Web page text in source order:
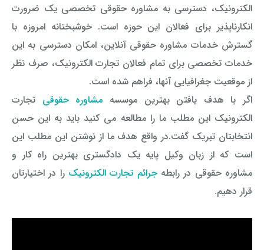
الکترونیک، دسترسی به مشاوره حقوقی تخصصی یک ضرورت
انکارناپذیر برای فعالان این حوزه است. خوشبختانه امروزه با
گسترش خدمات مشاوره حقوقی آنلاین، امکان دسترسی به این
خدمات تخصصی برای تمام فعالان تجارت الکترونیک، صرف نظر
از موقعیت جغرافیایی آنها، فراهم شده است.
اگر با هدف یافتن بهترین موسسه مشاوره حقوقی تجارت
الکترونیک این مطلب ما را مطالعه می کنید باید به این حسن
انتخابتان تبریک گفت.در واقع هدف ما از نوشتن این مطلب این
است که از زبان وکیل پایه یک دادگستری بهترین راه کار و
مشاوره حقوقی در رابطهجرائم تجارت الکترونیک را در اختیارتان
قرار دهیم.